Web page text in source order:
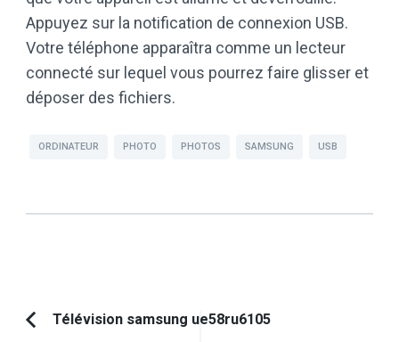
Appuyez sur la notification de connexion USB.
Votre téléphone apparaîtra comme un lecteur
connecté sur lequel vous pourrez faire glisser et
déposer des fichiers.
ORDINATEUR PHOTO PHOTOS SAMSUNG USB
Navigation
Article
Télévision samsung ue58ru6105